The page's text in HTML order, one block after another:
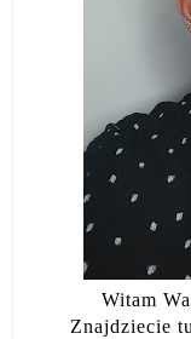
Witam
Znajdziecie